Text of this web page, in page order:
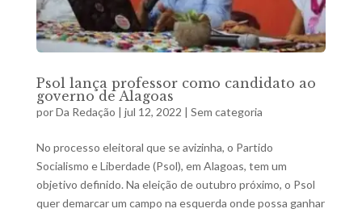
Psol lança professor como candidato ao
governo de Alagoas
porDa Redação | jul 12, 2022 | Sem categoria
No processo eleitoral que se avizinha, o Partido
Socialismo e Liberdade (Psol), em Alagoas, tem um
objetivo definido. Na eleição de outubro próximo, o Psol
quer demarcar um campo na esquerda onde possa ganhar